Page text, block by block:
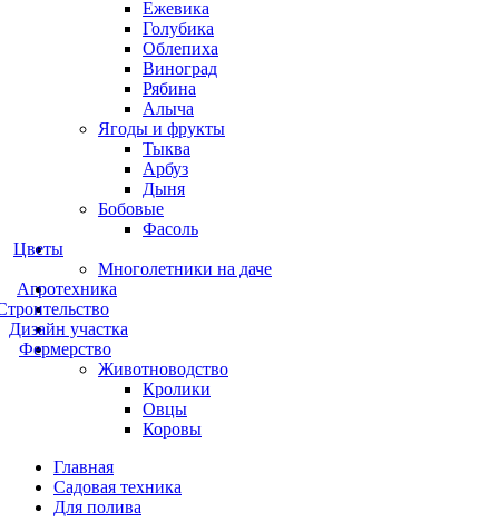
Ежевика
Голубика
Облепиха
Виноград
Рябина
Алыча
Ягоды и фрукты
Тыква
Арбуз
Дыня
Бобовые
Фасоль
Цветы
Многолетники на даче
Агротехника
Дизайн участка
Фермерство
Животноводство
Кролики
Овцы
Коровы
Главная
Садовая техника
Для полива